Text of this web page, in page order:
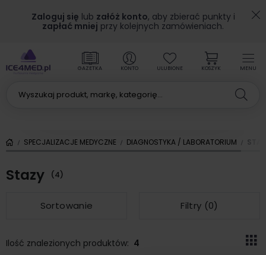
Zaloguj się lub załóż konto, aby zbierać punkty i
zapłać mniej przy kolejnych zamówieniach.
MENU
GAZETKA KONTO ULUBIONE KOSZYK
SPECJALIZACJE MEDYCZNE DIAGNOSTYKA / LABORATORIUM
Stazy (4)
Sortowanie Filtry (0)
Ilość znalezionych produktów: 4